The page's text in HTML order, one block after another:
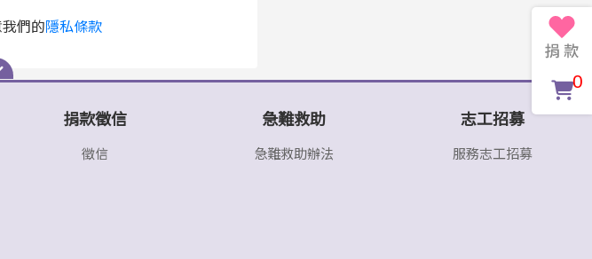
們的隱私條款
捐款徵信
徵信
急難救助
急難救助辦法
志工招募
服務志工招募
0